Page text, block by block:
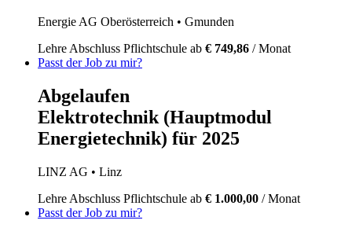
Energie AG Oberösterreich • Gmunden
LehreAbschluss Pflichtschule ab € 749,86 / Monat
Passt der Job zu mir?
Abgelaufen
Elektrotechnik (Hauptmodul
Energietechnik) für 2025
LINZ AG • Linz
Lehre Abschluss Pflichtschule ab € 1.000,00 / Monat
Passt der Job zu mir?